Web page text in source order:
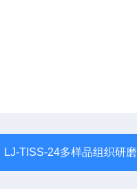
LJ-TISS-24多样品组织研